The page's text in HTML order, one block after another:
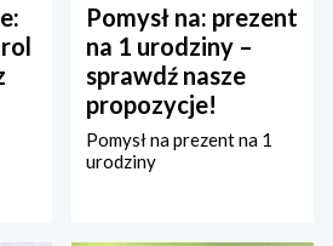
Pomysł na: prezent
na 1 urodziny –
sprawdź nasze
propozycje!
Pomysł na prezent na 1
urodziny